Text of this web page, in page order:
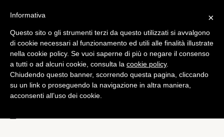
Mobile
Nokia promette un update
per risolvere i problemi
della camera e dell'audio
del Lumia 800
×
Informativa
Questo sito o gli strumenti terzi da questo utilizzati si avvalgono
di cookie necessari al funzionamento ed utili alle finalità illustrate
nella cookie policy. Se vuoi saperne di più o negare il consenso
a tutti o ad alcuni cookie, consulta la cookie policy.
Chiudendo questo banner, scorrendo questa pagina, cliccando
su un link o proseguendo la navigazione in altra maniera,
acconsenti all’uso dei cookie.